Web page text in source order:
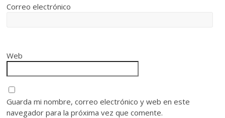
Correo electrónico
Web
Guarda mi nombre, correo electrónico y web en este
navegador para la próxima vez que comente.